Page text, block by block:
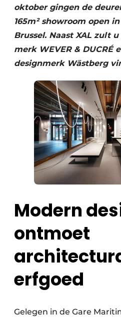
oktober gingen de
165m² showroom open
Brussel. Naast XAL zult
merk WEVER & DUCRÉ
designmerk Wästberg
Modern
ontmoet
erfgoed
Gelegen in de Gare